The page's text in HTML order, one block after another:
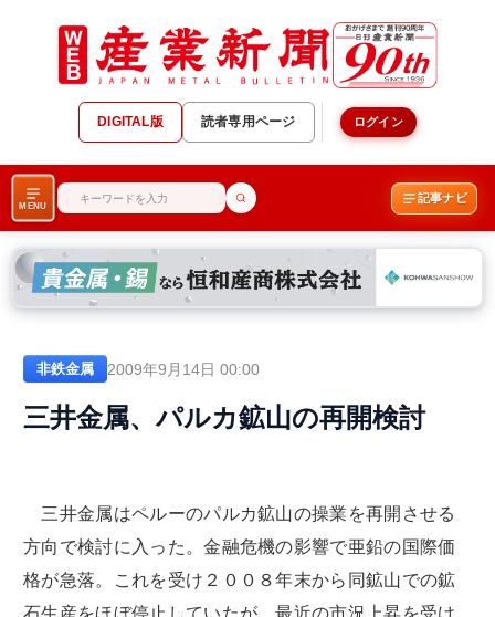
DIGITAL版 読者専用ページ ログイン
MENU
記事ナビ
非鉄金属 2009年9月14日 00:00
三井金属、パルカ鉱山の再開検討
三井金属はペルーのパルカ鉱山の操業を再開させる
方向で検討に入った。金融危機の影響で亜鉛の国際価
格が急落。これを受け２００８年末から同鉱山での鉱